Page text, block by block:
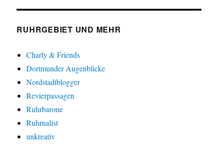
RUHRGEBIET UND MEHR
Charly & Friends
Dortmunder Augenblicke
Nordstadtblogger
Revierpassagen
Ruhrbarone
Ruhrnalist
unkreativ